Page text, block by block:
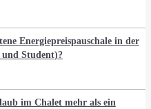
Energiepreispauschale in der
Student)?
im Chalet mehr als ein